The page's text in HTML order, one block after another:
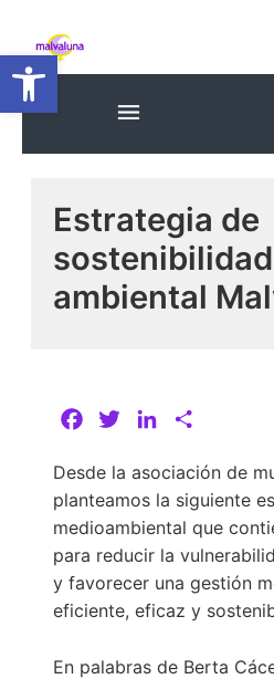
Abrir barra de
Menú
Estrategia de
sostenibilidad
ambiental
c
e
b
o
o
k
i
t
t
e
r
n
k
e
d
I
n
m
p
a
r
t
i
Desde la asociación de
planteamos la siguiente
medioambiental que
para reducir la
y favorecer una gestión
eficiente, eficaz y
En palabras de Berta